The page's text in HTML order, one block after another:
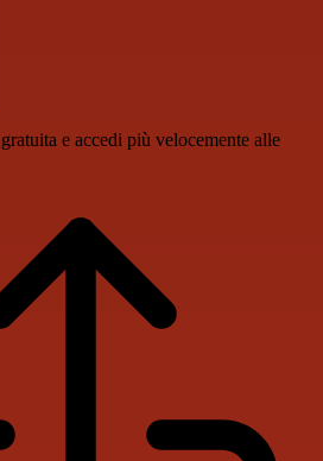
e accedi più velocemente alle